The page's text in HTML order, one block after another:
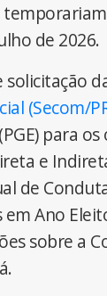
de 2026.
(Secom/
para os
e
de
Ano
sobre a